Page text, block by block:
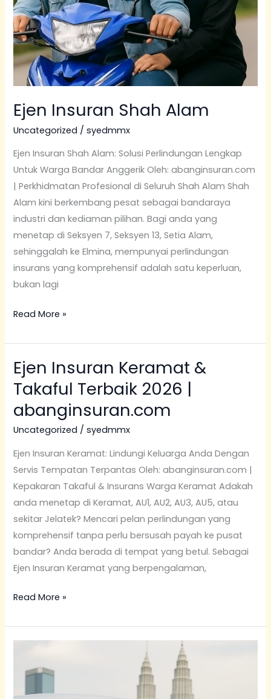
Ejen Insuran Shah Alam
Uncategorized /syedmmx
Ejen Insuran Shah Alam: Solusi Perlindungan Lengkap
Untuk Warga Bandar Anggerik Oleh: abanginsuran.com
| Perkhidmatan Profesional di Seluruh Shah Alam Shah
Alam kini berkembang pesat sebagai bandaraya
industri dan kediaman pilihan. Bagi anda yang
menetap di Seksyen 7, Seksyen 13, Setia Alam,
sehinggalah ke Elmina, mempunyai perlindungan
insurans yang komprehensif adalah satu keperluan,
bukan lagi
Read More »
Ejen Insuran Keramat &
Takaful Terbaik 2026 |
abanginsuran.com
Uncategorized /syedmmx
Ejen Insuran Keramat: Lindungi Keluarga Anda Dengan
Servis Tempatan Terpantas Oleh: abanginsuran.com |
Kepakaran Takaful & Insurans Warga Keramat Adakah
anda menetap di Keramat, AU1, AU2, AU3, AU5, atau
sekitar Jelatek? Mencari pelan perlindungan yang
komprehensif tanpa perlu bersusah payah ke pusat
bandar? Anda berada di tempat yang betul. Sebagai
Ejen Insuran Keramat yang berpengalaman,
Ejen
Insuran
Keramat
&
Takaful
2026
abanginsuran.com
Read More »
Besi